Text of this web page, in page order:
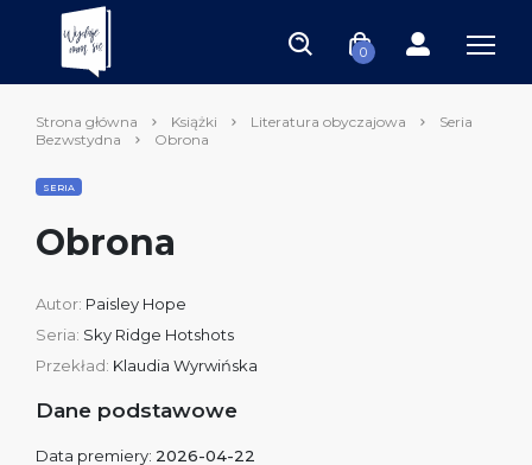
0
Strona główna Książki Literatura obyczajowa
Seria
Bezwstydna
Obrona
SERIA
Obrona
Autor: Paisley Hope
Seria: Sky Ridge Hotshots
Przekład: Klaudia Wyrwińska
Dane podstawowe
Data premiery: 2026-04-22